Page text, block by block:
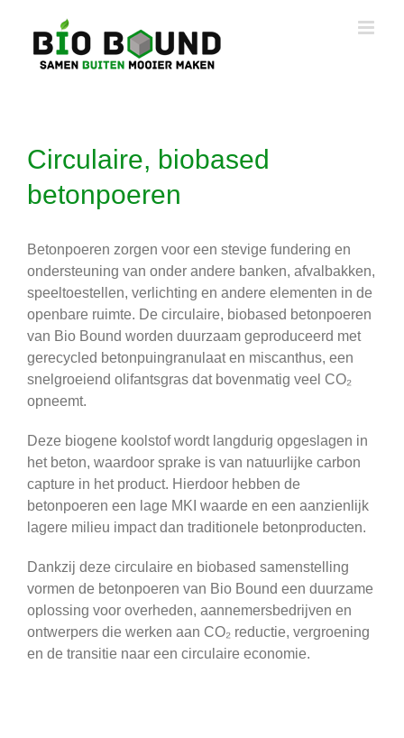
inhoud
Circulaire, biobased
betonpoeren
Betonpoeren zorgen voor een stevige fundering en
ondersteuning van onder andere banken, afvalbakken,
speeltoestellen, verlichting en andere elementen in de
openbare ruimte. De circulaire, biobased betonpoeren
van Bio Bound worden duurzaam geproduceerd met
gerecycled betonpuingranulaat en miscanthus, een
snelgroeiend olifantsgras dat bovenmatig veel CO₂
opneemt.
Deze biogene koolstof wordt langdurig opgeslagen in
het beton, waardoor sprake is van natuurlijke carbon
capture in het product. Hierdoor hebben de
betonpoeren een lage MKI waarde en een aanzienlijk
lagere milieu impact dan traditionele betonproducten.
Dankzij deze circulaire en biobased samenstelling
vormen de betonpoeren van Bio Bound een duurzame
oplossing voor overheden, aannemersbedrijven en
ontwerpers die werken aan CO₂ reductie, vergroening
en de transitie naar een circulaire economie.